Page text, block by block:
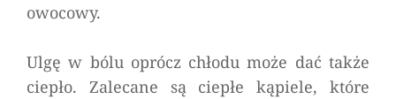
owocowy.
Ulgę w bólu oprócz chłodu może dać także
ciepło. Zalecane są ciepłe kąpiele, które